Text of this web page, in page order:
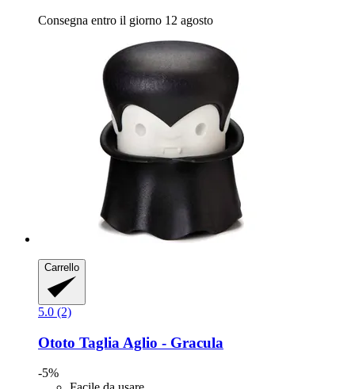
Consegna entro il giorno 12 agosto
Carrello
5.0 (2)
Ototo Taglia Aglio -​ Gracula
-5%